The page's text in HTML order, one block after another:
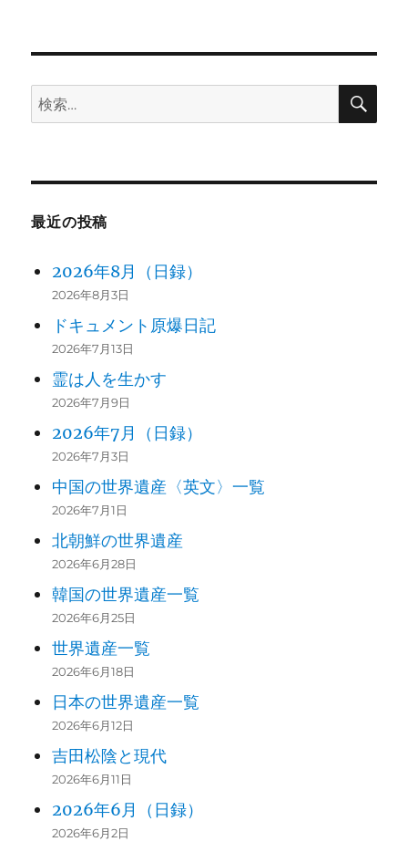
検
索:
検
最近の投稿
2026年8月（日録）
2026年8月3日
ドキュメント原爆日記
2026年7月13日
霊は人を生かす
2026年7月9日
2026年7月（日録）
2026年7月3日
中国の世界遺産〈英文〉一覧
2026年7月1日
北朝鮮の世界遺産
2026年6月28日
韓国の世界遺産一覧
2026年6月25日
世界遺産一覧
2026年6月18日
日本の世界遺産一覧
2026年6月12日
吉田松陰と現代
2026年6月11日
2026年6月（日録）
2026年6月2日